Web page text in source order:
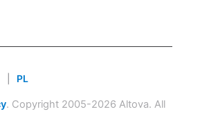
PL
. Copyright 2005-2026 Altova. All